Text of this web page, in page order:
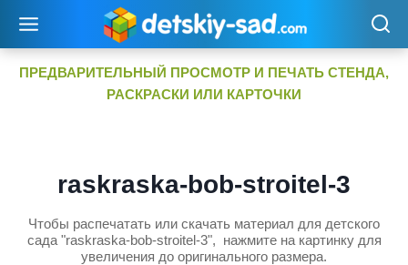
содержимому
ПРЕДВАРИТЕЛЬНЫЙ ПРОСМОТР И ПЕЧАТЬ СТЕНДА,
РАСКРАСКИ ИЛИ КАРТОЧКИ
raskraska-bob-stroitel-3
Чтобы распечатать или скачать материал для детского
сада "raskraska-bob-stroitel-3", нажмите на картинку для
увеличения до оригинального размера.